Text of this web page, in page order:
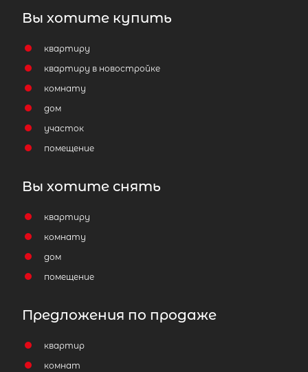
Вы хотите купить
квартиру
квартиру в новостройке
комнату
дом
участок
помещение
Вы хотите снять
квартиру
комнату
дом
помещение
Предложения по продаже
квартир
комнат